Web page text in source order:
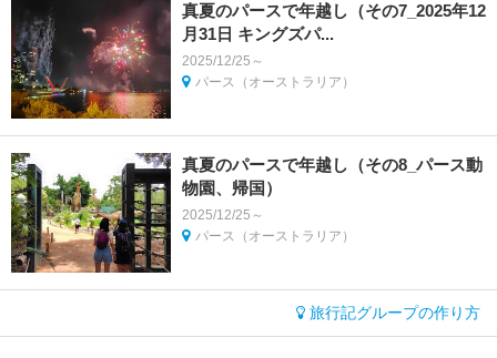
真夏のパースで年越し（その7_2025年12
月31日 キングズパ...
2025/12/25～
パース（オーストラリア）
真夏のパースで年越し（その8_パース動
物園、帰国）
2025/12/25～
パース（オーストラリア）
旅行記グループの作り方